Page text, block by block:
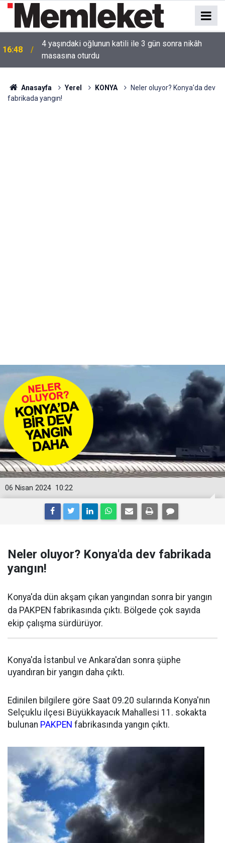
16:44 Mahallede korku dolu anlar: Gaz hattı delindi
Anasayfa Yerel KONYA
Neler oluyor? Konya'da dev
fabrikada yangın!
10:22
06 Nisan 2024
Neler oluyor? Konya'da dev fabrikada
yangın!
Konya'da dün akşam çıkan yangından sonra bir yangın
da PAKPEN fabrikasında çıktı. Bölgede çok sayıda
ekip çalışma sürdürüyor.
Konya'da İstanbul ve Ankara'dan sonra şüphe
uyandıran bir yangın daha çıktı.
Edinilen bilgilere göre Saat 09.20 sularında Konya'nın
Selçuklu ilçesi Büyükkayacık Mahallesi 11. sokakta
bulunan PAKPEN fabrikasında yangın çıktı.